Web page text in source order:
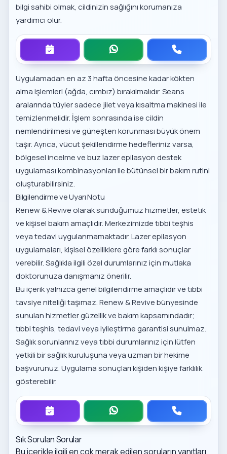
bilgi sahibi olmak, cildinizin sağlığını korumanıza
yardımcı olur.
Uygulamadan en az 3 hafta öncesine kadar kökten
alma işlemleri (ağda, cımbız) bırakılmalıdır. Seans
aralarında tüyler sadece jilet veya kısaltma makinesi ile
temizlenmelidir. İşlem sonrasında ise cildin
nemlendirilmesi ve güneşten korunması büyük önem
taşır. Ayrıca, vücut şekillendirme hedefleriniz varsa,
bölgesel incelme ve buz lazer epilasyon destek
uygulamasıkombinasyonları ile bütünsel bir bakım rutini
oluşturabilirsiniz.
Bilgilendirme ve Uyarı Notu
Renew & Revive olarak sunduğumuz hizmetler, estetik
ve kişisel bakım amaçlıdır. Merkezimizde tıbbi teşhis
veya tedavi uygulanmamaktadır. Lazer epilasyon
uygulamaları, kişisel özelliklere göre farklı sonuçlar
verebilir. Sağlıkla ilgili özel durumlarınız için mutlaka
doktorunuza danışmanız önerilir.
Bu içerik yalnızca genel bilgilendirme amaçlıdır ve tıbbi
tavsiye niteliği taşımaz. Renew & Revive bünyesinde
sunulan hizmetler güzellik ve bakım kapsamındadır;
tıbbi teşhis, tedavi veya iyileştirme garantisi sunulmaz.
Sağlık sorunlarınız veya tıbbi durumlarınız için lütfen
yetkili bir sağlık kuruluşuna veya uzman bir hekime
başvurunuz. Uygulama sonuçları kişiden kişiye farklılık
gösterebilir.
Sık Sorulan Sorular
Bu içerikle ilgili en çok merak edilen soruların yanıtları